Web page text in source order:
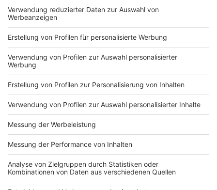
Anzeige
Dass die Einnahmen aus Verkehrsvergehen um 1,8
Millionen auf 11,6 Millionen Euro gestiegen sind, liegt
nicht allein an der Zunahme der Parkverstöße, sondern
vor allem daran, dass die in der Zahl gestiegenen
Polizeianzeigen immer ein höherwertiges
Bußgeldverfahren zur Folge haben.
Anzeige